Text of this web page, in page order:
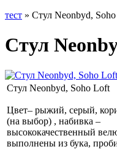
тест » Стул Neonbyd,
Стул
Стул Neonbyd, Soho Loft
Цвет– рыжий, серый,
(на выбор) , набивка –
высококачественный
выполнены из бука,